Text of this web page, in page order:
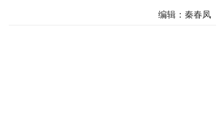
编辑：秦春凤